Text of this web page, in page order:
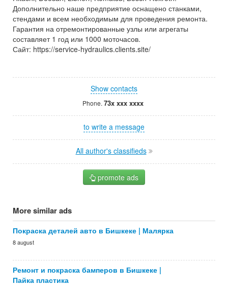
Дополнительно наше предприятие оснащено станками,
стендами и всем необходимым для проведения ремонта.
Гарантия на отремонтированные узлы или агрегаты
составляет 1 год или 1000 моточасов.
Сайт: https://service-hydraulics.clients.site/
Show contacts
Phone. 73x xxx xxxx
to write a message
All author's classifieds
promote ads
More similar ads
Покраска деталей авто в Бишкеке | Малярка
8 august
Ремонт и покраска бамперов в Бишкеке |
Пайка пластика